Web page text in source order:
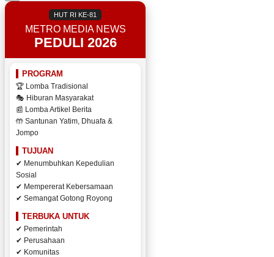
HUT RI KE-81
METRO MEDIA NEWS
PEDULI 2026
PROGRAM
🏆 Lomba Tradisional
🎭 Hiburan Masyarakat
📰 Lomba Artikel Berita
🤲 Santunan Yatim, Dhuafa &
Jompo
TUJUAN
✔ Menumbuhkan Kepedulian
Sosial
✔ Mempererat Kebersamaan
✔ Semangat Gotong Royong
TERBUKA UNTUK
✔ Pemerintah
✔ Perusahaan
✔ Komunitas